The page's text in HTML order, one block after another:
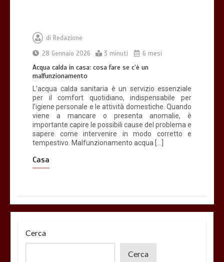
di Redazione
28 Gennaio 2026
3 minuti 6 mesi
Acqua calda in casa: cosa fare se c’è un
malfunzionamento
L’acqua calda sanitaria è un servizio essenziale
per il comfort quotidiano, indispensabile per
l’igiene personale e le attività domestiche. Quando
viene a mancare o presenta anomalie, è
importante capire le possibili cause del problema e
sapere come intervenire in modo corretto e
tempestivo. Malfunzionamento acqua […]
Casa
Cerca
Cerca